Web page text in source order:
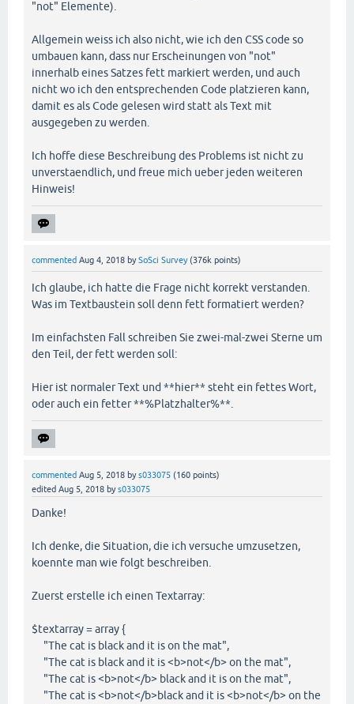
"not" Elemente).
Allgemein weiss ich also nicht, wie ich den CSS code so
umbauen kann, dass nur Erscheinungen von "not"
innerhalb eines Satzes fett markiert werden, und auch
nicht wo ich den entsprechenden Code platzieren kann,
damit es als Code gelesen wird statt als Text mit
ausgegeben zu werden.
Ich hoffe diese Beschreibung des Problems ist nicht zu
unverstaendlich, und freue mich ueber jeden weiteren
Hinweis!
commented Aug 4, 2018 bySoSci Survey (376k points)
Ich glaube, ich hatte die Frage nicht korrekt verstanden.
Was im Textbaustein soll denn fett formatiert werden?
Im einfachsten Fall schreiben Sie zwei-mal-zwei Sterne um
den Teil, der fett werden soll:
Hier ist normaler Text und **hier** steht ein fettes Wort,
oder auch ein fetter **%Platzhalter%**.
commented Aug 5, 2018 bys033075 (160 points)
edited Aug 5, 2018 bys033075
Danke!
Ich denke, die Situation, die ich versuche umzusetzen,
koennte man wie folgt beschreiben.
Zuerst erstelle ich einen Textarray:
$textarray = array {
"The cat is black and it is on the mat",
"The cat is black and it is <b>not</b> on the mat",
"The cat is <b>not</b> black and it is on the mat",
"The cat is <b>not</b>black and it is <b>not</b> on the